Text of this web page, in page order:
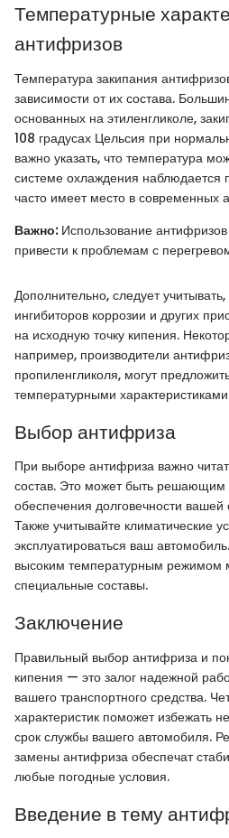
Температурные
антифризов
Температура закипания
зависимости от их состава.
основанных на этиленгликоле,
108 градусах Цельсия при
важно указать, что температура
системе охлаждения наблюдается
часто имеет место в современных
Важно:Использование
привести к проблемам с
Дополнительно, следует
ингибиторов коррозии и других
на исходную точку кипения.
например, производители
пропиленгликоля, могут
температурными
Выбор антифриза
При выборе антифриза важно
состав. Это может быть
обеспечения долговечности
Также учитывайте климатические
эксплуатироваться ваш
высоким температурным режимом
специальные составы.
Заключение
Правильный выбор антифриза и
кипения — это залог надежной
вашего транспортного средства.
характеристик поможет избежать
срок службы вашего автомобиля.
замены антифриза обеспечат
любые погодные условия.
Введение в тему